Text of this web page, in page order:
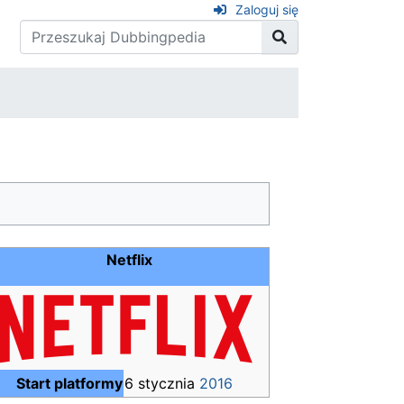
Zaloguj się
Netflix
Start platformy6 stycznia 2016